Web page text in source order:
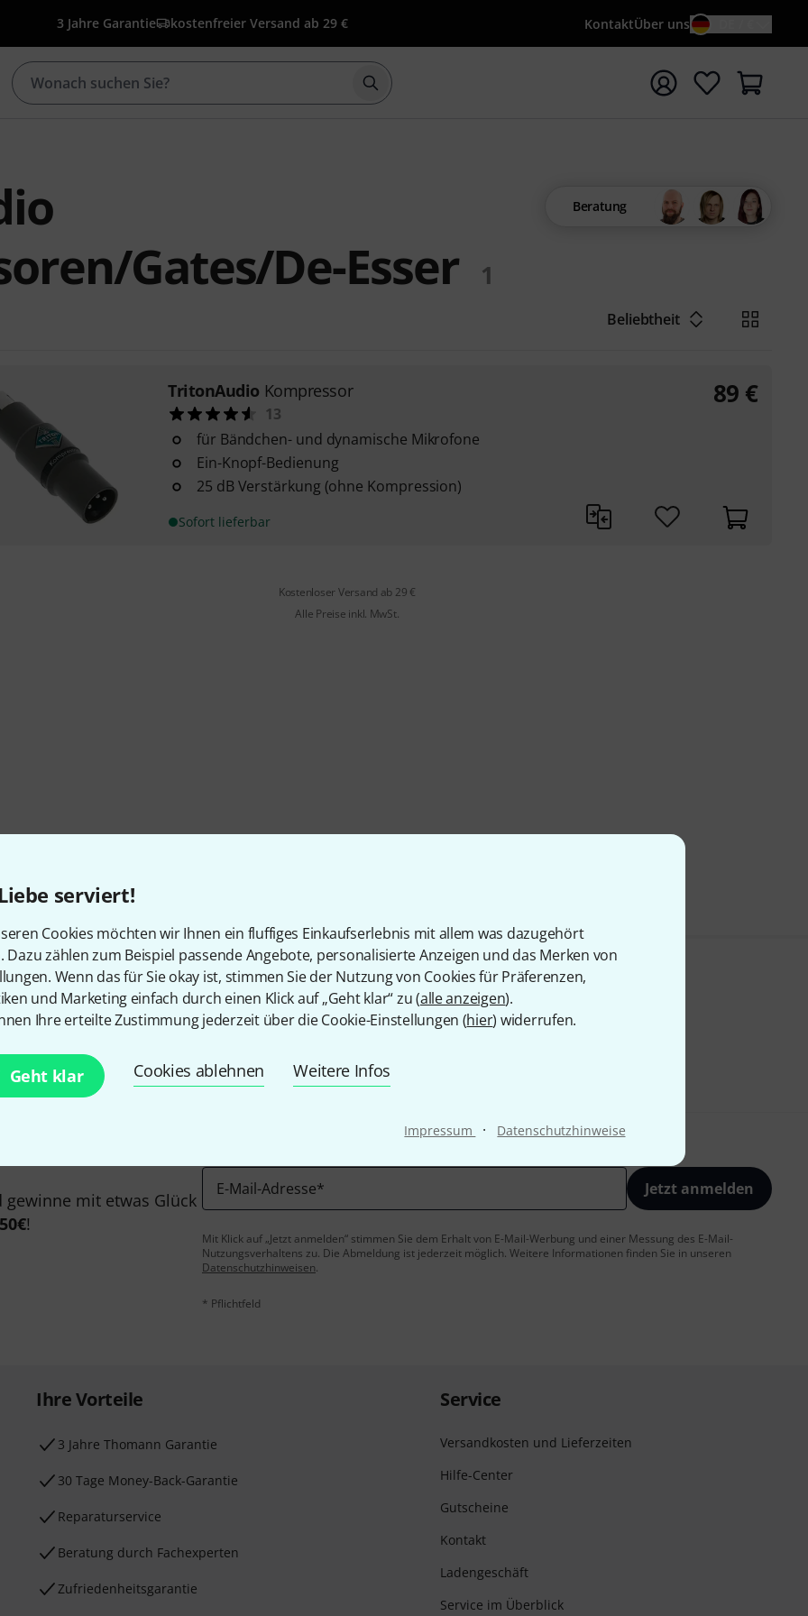
serviert!
Cookies möchten wir Ihnen ein fluffiges Einkaufserlebnis mit allem was dazugehört
Dazu zählen zum Beispiel passende Angebote, personalisierte Anzeigen und das Merken von
Wenn das für Sie okay ist, stimmen Sie der Nutzung von Cookies für Präferenzen,
und Marketing einfach durch einen Klick auf „Geht klar“ zu (alle anzeigen).
Ihre erteilte Zustimmung jederzeit über die Cookie-Einstellungen (hier) widerrufen.
Geht klar Cookies ablehnen Weitere Infos
Impressum · Datenschutzhinweise
3 Jahre Garantie kostenfreier Versand ab 29 € KontaktÜber uns
Suche mit Suchwort {searchTerm} starten
Gates/De-Esser
1
Beratung
Beliebtheit
TritonAudio Kompressor
13
für Bändchen- und dynamische Mikrofone
Ein-Knopf-Bedienung
25 dB Verstärkung (ohne Kompression)
Sofort lieferbar
89 €
Kostenloser Versand ab 29 €
Alle Preise inkl. MwSt.
Gefällt Ihnen, was Sie sehen?
mit etwas Glück
50€!
E-Mail-Adresse* Jetzt anmelden
Mit Klick auf „Jetzt anmelden“ stimmen Sie dem Erhalt von E-Mail-Werbung und einer Messung des E-Mail-
Nutzungsverhaltens zu. Die Abmeldung ist jederzeit möglich. Weitere Informationen finden Sie in unseren
Datenschutzhinweisen.
* Pflichtfeld
Ihre Vorteile
3 Jahre Thomann Garantie
30 Tage Money-Back-Garantie
Reparaturservice
Beratung durch Fachexperten
Zufriedenheitsgarantie
Service
Versandkosten und Lieferzeiten
Hilfe-Center
Gutscheine
Kontakt
Ladengeschäft
Service im Überblick